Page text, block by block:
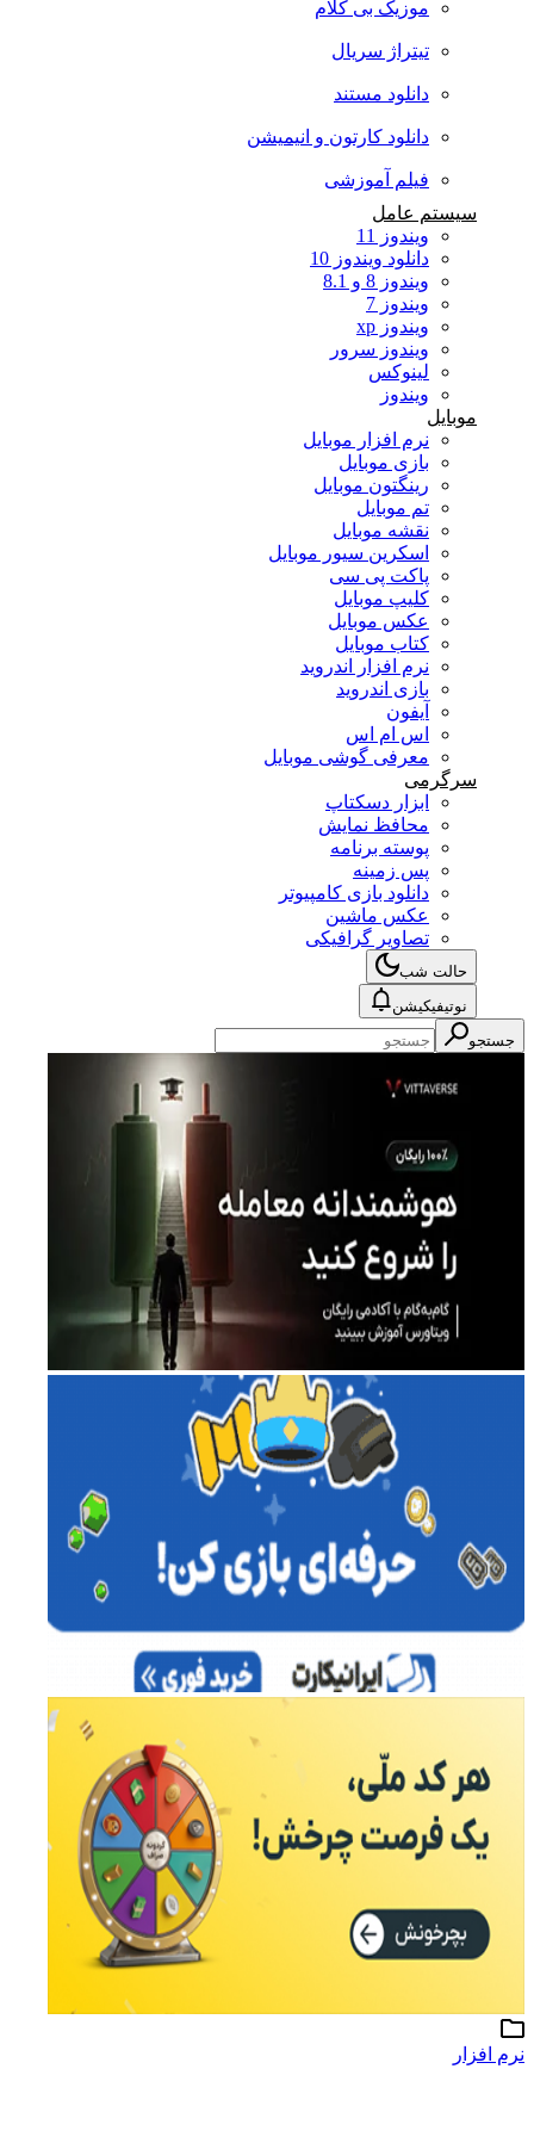
موزیک بی کلام
تیتراژ سریال
دانلود مستند
دانلود کارتون و انیمیشن
فیلم آموزشی
سیستم عامل
ویندوز 11
دانلود ویندوز 10
ویندوز 8 و 8.1
ویندوز 7
ویندوز xp
ویندوز سرور
لینوکس
ویندوز
موبایل
نرم افزار موبایل
بازی موبایل
رینگتون موبایل
تم موبایل
نقشه موبایل
اسکرین سیور موبایل
پاکت پی سی
کلیپ موبایل
عکس موبایل
کتاب موبایل
نرم افزار اندروید
بازی اندروید
آیفون
اس ام اس
معرفی گوشی موبایل
سرگرمی
ابزار دسکتاپ
محافظ نمایش
پوسته برنامه
پس زمینه
دانلود بازی کامپیوتر
عکس ماشین
تصاویر گرافیکی
حالت شب
نوتیفیکیشن
جستجو
نرم افزار